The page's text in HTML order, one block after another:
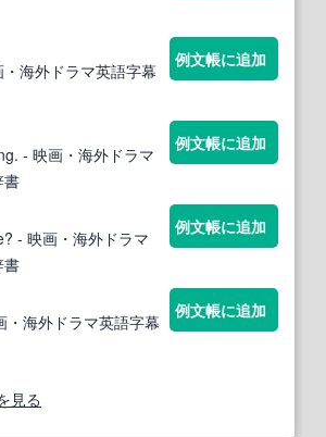
海外ドラマ英語字幕
例文帳に追加
- 映画・海外ドラマ
書
例文帳に追加
- 映画・海外ドラマ
書
例文帳に追加
・海外ドラマ英語字幕
例文帳に追加
見る